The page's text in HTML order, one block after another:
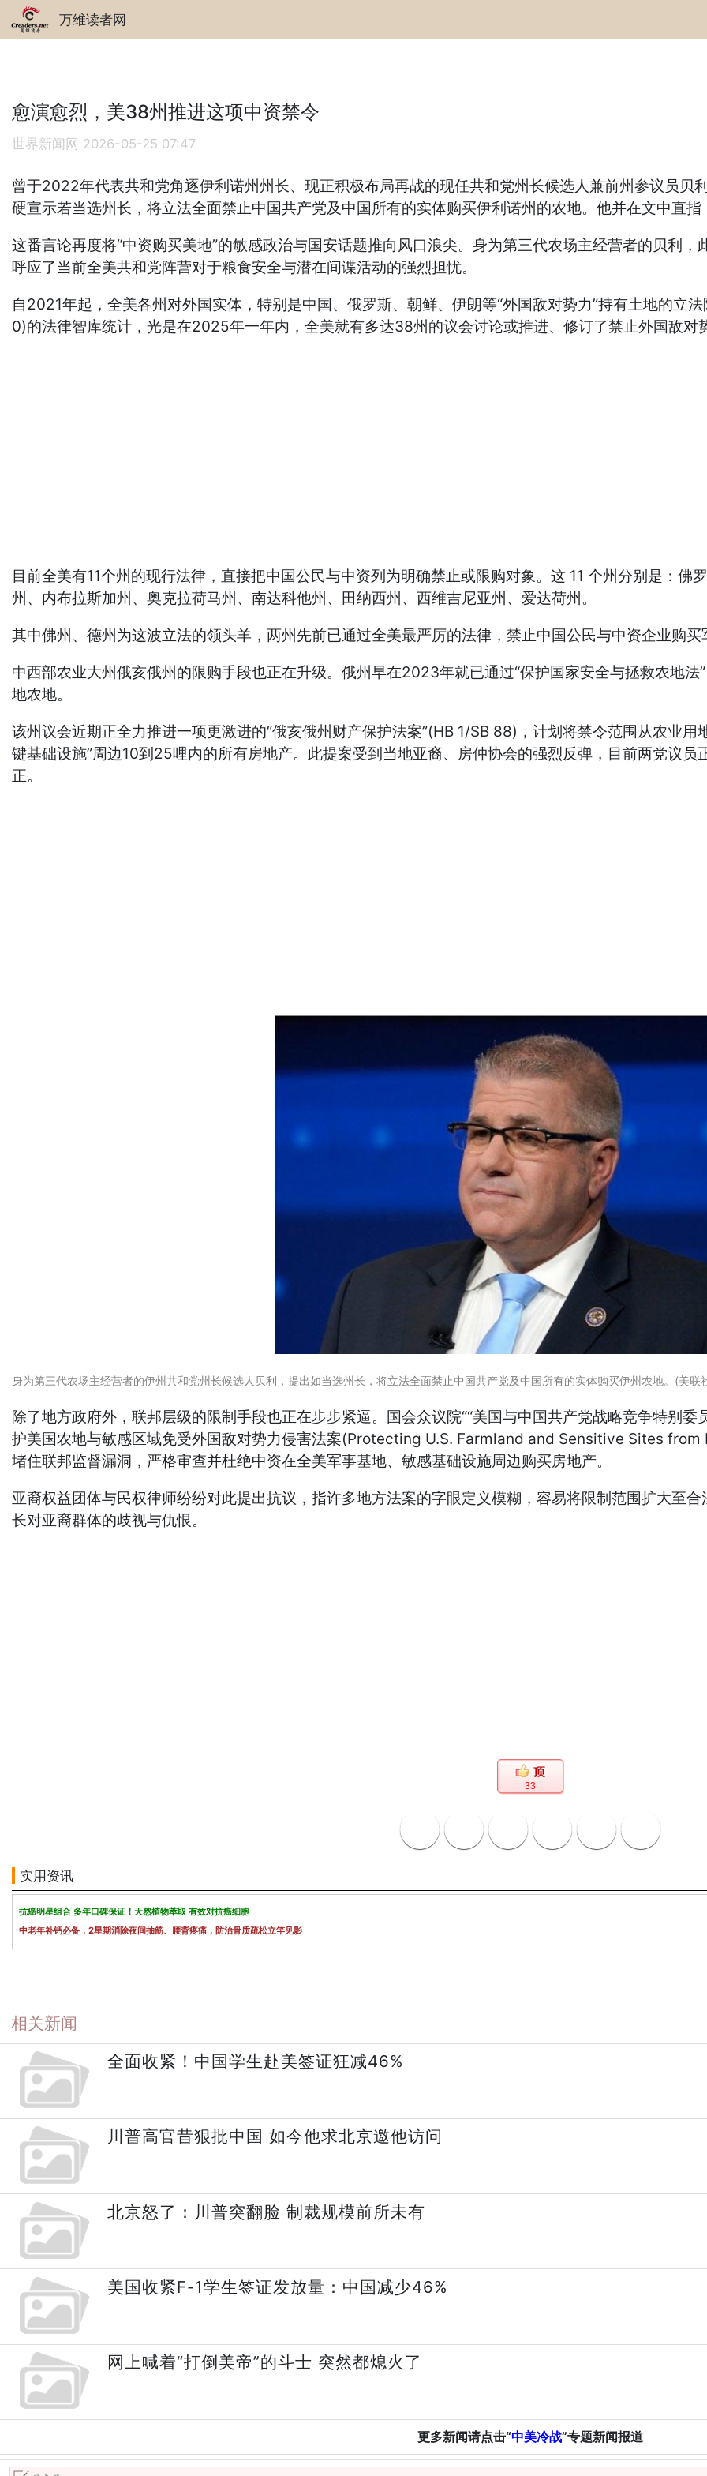
万维读者网
愈演愈烈，美38州推进这项中资禁令
世界新闻网 2026-05-25 07:47
曾于2022年代表共和党角逐伊利诺州州长、现正积极布局再战的现任共和党州长候选人兼前州参议员
硬宣示若当选州长，将立法全面禁止中国共产党及中国所有的实体购买伊利诺州的农地。他并在文中直
这番言论再度将“中资购买美地”的敏感政治与国安话题推向风口浪尖。身为第三代农场主经营者的贝利
呼应了当前全美共和党阵营对于粮食安全与潜在间谍活动的强烈担忧。
自2021年起，全美各州对外国实体，特别是中国、俄罗斯、朝鲜、伊朗等“外国敌对势力”持有土地的立
0)的法律智库统计，光是在2025年一年内，全美就有多达38州的议会讨论或推进、修订了禁止外国敌对
目前全美有11个州的现行法律，直接把中国公民与中资列为明确禁止或限购对象。这 11 个州分别是：佛
州、内布拉斯加州、奥克拉荷马州、南达科他州、田纳西州、西维吉尼亚州、爱达荷州。
其中佛州、德州为这波立法的领头羊，两州先前已通过全美最严厉的法律，禁止中国公民与中资企业购
中西部农业大州俄亥俄州的限购手段也正在升级。俄州早在2023年就已通过“保护国家安全与拯救农地
地农地。
该州议会近期正全力推进一项更激进的“俄亥俄州财产保护法案”(HB 1/SB 88)，计划将禁令范围从农业
键基础设施”周边10到25哩内的所有房地产。此提案受到当地亚裔、房仲协会的强烈反弹，目前两党议
正。
身为第三代农场主经营者的伊州共和党州长候选人贝利，提出如当选州长，将立法全面禁止中国共产党及中国所有的实体购买伊州农地。(美联
除了地方政府外，联邦层级的限制手段也正在步步紧逼。国会众议院““美国与中国共产党战略竞争特别
护美国农地与敏感区域免受外国敌对势力侵害法案(Protecting U.S. Farmland and Sensitive Sites
堵住联邦监督漏洞，严格审查并杜绝中资在全美军事基地、敏感基础设施周边购买房地产。
亚裔权益团体与民权律师纷纷对此提出抗议，指许多地方法案的字眼定义模糊，容易将限制范围扩大至
长对亚裔群体的歧视与仇恨。
33
实用资讯
抗癌明星组合 多年口碑保证！天然植物萃取 有效对抗癌细胞
中老年补钙必备，2星期消除夜间抽筋、腰背疼痛，防治骨质疏松立竿见影
相关新闻
全面收紧！中国学生赴美签证狂减46%
川普高官昔狠批中国 如今他求北京邀他访问
北京怒了：川普突翻脸 制裁规模前所未有
美国收紧F-1学生签证发放量：中国减少46%
网上喊着“打倒美帝”的斗士 突然都熄火了
更多新闻请点击“中美冷战”专题新闻报道